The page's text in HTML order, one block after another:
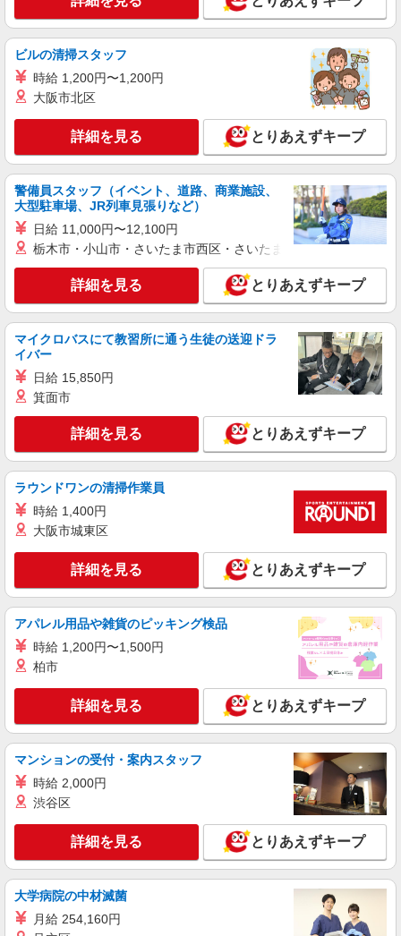
機械OP業務など
福島県白河市 ＊車・バイク通勤OK
キープ 詳細を見る
株式会社綜合キャリアオプション（1314VJ0805G6★78-S-T3）
組立・加工・食品製造など/日払いOK
時給1,700円 交通費：既定支給
福島県白河市
派遣社員
株式会社テクノ・サービス/お仕事No/0919454
組立作業
福島県白河市 ＊車・バイク通勤OK
キープ 詳細を見る
派遣社員
株式会社テクノ・サービス/お仕事No/0908674
福島県白河市 ＊車・バイク通勤OK
キープ 詳細を見る
株式会社テクノ・サービス/お仕事No/0839661
時給1040円交通費全額支給
福島県白河市 ＊車・バイク通勤OK
キープ 詳細を見る
派遣社員
機械オペレーター作業
時給1180円交通費全額支給
福島県白河市 ＊車・バイク通勤OK
キープ 詳細を見る
ビルの清掃スタッフ
時給 1,200円〜1,200円
大阪市北区
詳細を見る とりあえずキープ
警備員スタッフ（イベント、道路、商業施設、
大型駐車場、JR列車見張りなど）
日給 11,000円〜12,100円
栃木市・小山市・さいたま市西区・さいたま市岩槻区・久喜市・
詳細を見る とりあえずキープ
マイクロバスにて教習所に通う生徒の送迎ドラ
イバー
日給 15,850円
箕面市
詳細を見る とりあえずキープ
ラウンドワンの清掃作業員
時給 1,400円
大阪市城東区
詳細を見る とりあえずキープ
アパレル用品や雑貨のピッキング検品
時給 1,200円〜1,500円
柏市
詳細を見る とりあえずキープ
マンションの受付・案内スタッフ
時給 2,000円
渋谷区
詳細を見る とりあえずキープ
大学病院の中材滅菌
月給 254,160円